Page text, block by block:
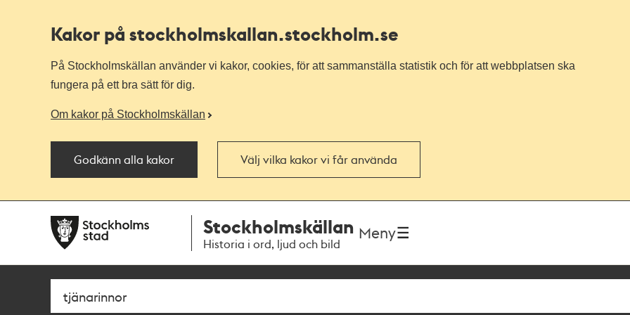
Kakor på stockholmskallan.stockholm.se
På Stockholmskällan använder vi kakor, cookies, för att sammanställa statistik och för att webbplatsen ska
fungera på ett bra sätt för dig.
Om kakor på Stockholmskällan
Godkänn alla kakor Välj vilka kakor vi får använda
navigationen
huvudinnehållet
Stockholmskällan
Historia i ord, ljud och bild
Meny
Sök